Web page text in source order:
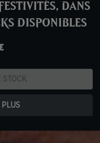
DANS
DISPONIBLES
STOCK
PLUS